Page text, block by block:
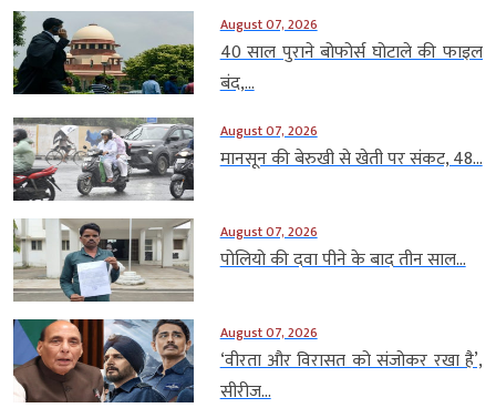
August 07, 2026
40 साल पुराने बोफोर्स घोटाले की फाइल
बंद,...
August 07, 2026
मानसून की बेरुखी से खेती पर संकट, 48...
August 07, 2026
पोलियो की दवा पीने के बाद तीन साल...
August 07, 2026
‘वीरता और विरासत को संजोकर रखा है’,
सीरीज...